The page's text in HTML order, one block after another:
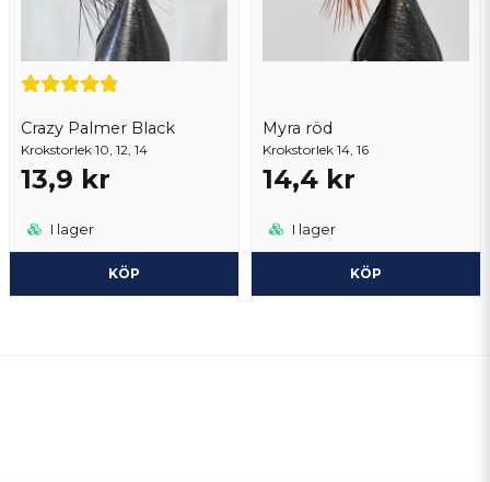
Crazy Palmer Black
Krokstorlek 10, 12, 14
13,9 kr
I lager
KÖP
Myra röd
Krokstorlek 14, 16
14,4 kr
I lager
KÖP